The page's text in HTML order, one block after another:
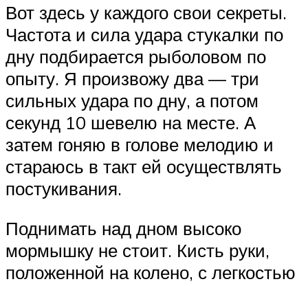
Вот здесь у каждого свои секреты.
Частота и сила удара стукалки по
дну подбирается рыболовом по
опыту. Я произвожу два — три
сильных удара по дну, а потом
секунд 10 шевелю на месте. А
затем гоняю в голове мелодию и
стараюсь в такт ей осуществлять
постукивания.
Поднимать над дном высоко
мормышку не стоит. Кисть руки,
положенной на колено, с легкостью